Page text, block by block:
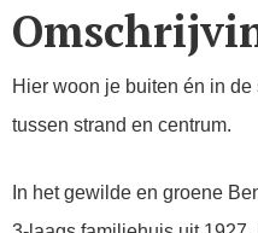
Hier woon je buiten én in
tussen strand en centrum.
In het gewilde en groene